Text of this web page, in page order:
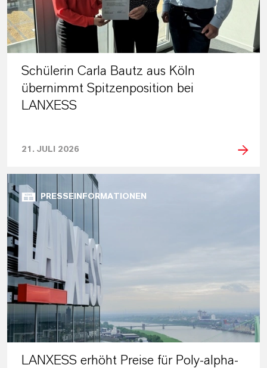
Schülerin Carla Bautz aus Köln
übernimmt Spitzenposition bei
LANXESS
21. JULI 2026
PRESSEINFORMATIONEN
LANXESS erhöht Preise für Poly-alpha-